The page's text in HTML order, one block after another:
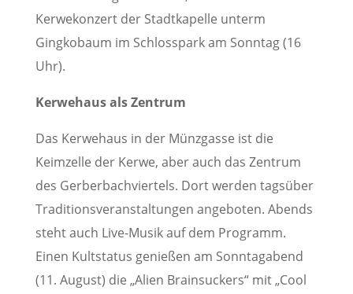
Kerwekonzert der Stadtkapelle unterm
Gingkobaum im Schlosspark am Sonntag (16
Uhr).
Kerwehaus als Zentrum
Das Kerwehaus in der Münzgasse ist die
Keimzelle der Kerwe, aber auch das Zentrum
des Gerberbachviertels. Dort werden tagsüber
Traditionsveranstaltungen angeboten. Abends
steht auch Live-Musik auf dem Programm.
Einen Kultstatus genießen am Sonntagabend
(11. August) die „Alien Brainsuckers“ mit „Cool